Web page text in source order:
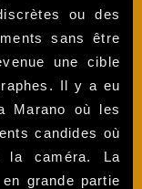
ou des
sans être
une cible
Il y a eu
Marano où les
candides où
la caméra. La
grande partie